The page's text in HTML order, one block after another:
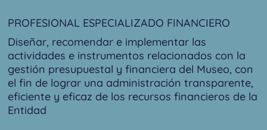
PROFESIONAL ESPECIALIZADO FINANCIERO
Diseñar, recomendar e implementar las
actividades e instrumentos relacionados con la
gestión presupuestal y financiera del Museo, con
el fin de lograr una administración transparente,
eficiente y eficaz de los recursos financieros de la
Entidad